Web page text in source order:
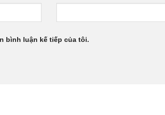
bình luận kế tiếp của tôi.